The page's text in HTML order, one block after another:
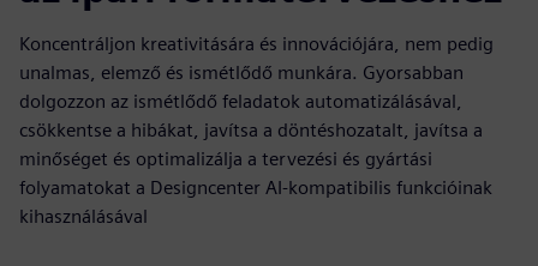
Koncentráljon kreativitására és innovációjára, nem pedig
unalmas, elemző és ismétlődő munkára. Gyorsabban
dolgozzon az ismétlődő feladatok automatizálásával,
csökkentse a hibákat, javítsa a döntéshozatalt, javítsa a
minőséget és optimalizálja a tervezési és gyártási
folyamatokat a Designcenter AI-kompatibilis funkcióinak
kihasználásával